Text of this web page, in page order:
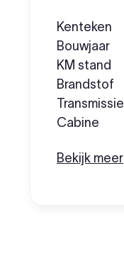
Kenteken
Bouwjaar
KM stand
Brandstof
Transmissie
Cabine
Bekijk meer